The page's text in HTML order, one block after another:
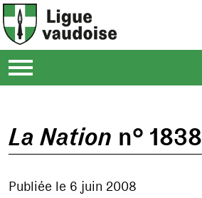
La Nation n° 1838
Publiée le 6 juin 2008